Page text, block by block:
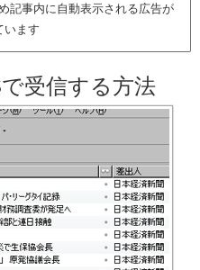
記事内に自動表示される広告が
います
受信する方法